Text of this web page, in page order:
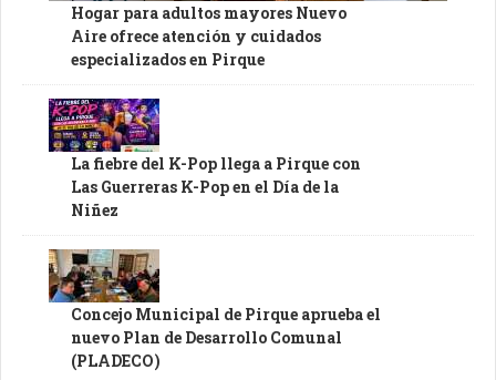
Hogar para adultos mayores Nuevo
Aire ofrece atención y cuidados
especializados en Pirque
La fiebre del K-Pop llega a Pirque con
Las Guerreras K-Pop en el Día de la
Niñez
Concejo Municipal de Pirque aprueba el
nuevo Plan de Desarrollo Comunal
(PLADECO)